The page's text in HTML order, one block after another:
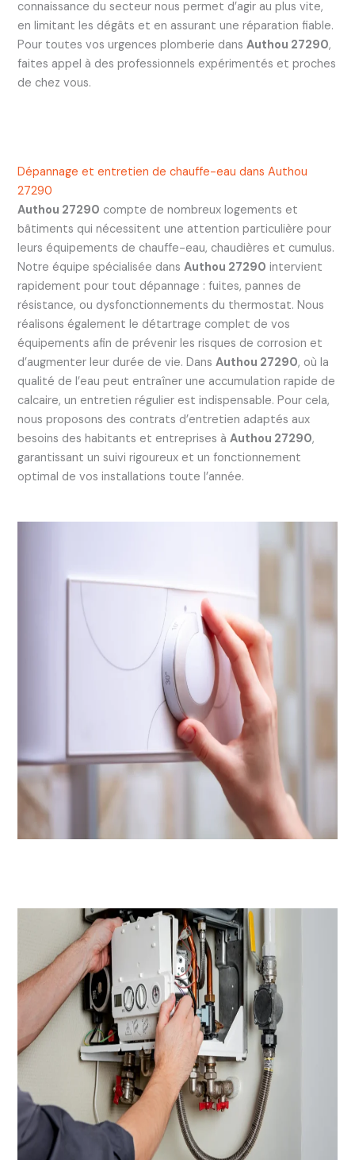
connaissance du secteur nous permet d’agir au plus vite,
en limitant les dégâts et en assurant une réparation fiable.
Pour toutes vos urgences plomberie dans Authou 27290,
faites appel à des professionnels expérimentés et proches
de chez vous.
Dépannage et entretien de chauffe-eau dans Authou
27290
Authou 27290 compte de nombreux logements et
bâtiments qui nécessitent une attention particulière pour
leurs équipements de chauffe-eau, chaudières et cumulus.
Notre équipe spécialisée dans Authou 27290 intervient
rapidement pour tout dépannage : fuites, pannes de
résistance, ou dysfonctionnements du thermostat. Nous
réalisons également le détartrage complet de vos
équipements afin de prévenir les risques de corrosion et
d’augmenter leur durée de vie. Dans Authou 27290, où la
qualité de l’eau peut entraîner une accumulation rapide de
calcaire, un entretien régulier est indispensable. Pour cela,
nous proposons des contrats d’entretien adaptés aux
besoins des habitants et entreprises à Authou 27290,
garantissant un suivi rigoureux et un fonctionnement
optimal de vos installations toute l’année.